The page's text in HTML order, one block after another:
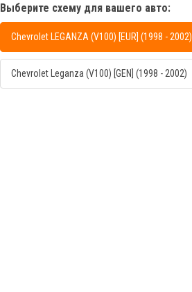
Выберите схему для вашего авто:
Chevrolet LEGANZA (V100) [EUR] (1998 - 2002)
Chevrolet Leganza (V100) [GEN] (1998 - 2002)